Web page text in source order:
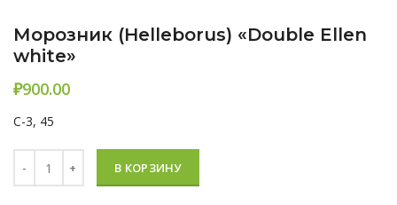
Морозник (Helleborus) «Double Ellen
white»
₽
C-3, 45
В КОРЗИНУ